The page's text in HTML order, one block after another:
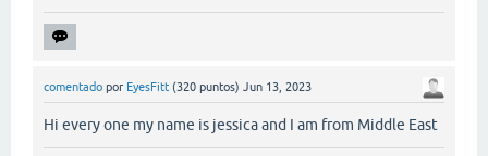
comentado por EyesFitt (320 puntos) Jun 13, 2023
Hi every one my name is jessica and I am from Middle East